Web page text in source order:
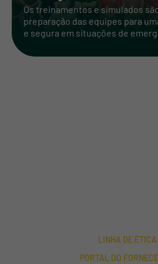
Os treinamentos e simulados
preparação das equipes para
e segura em situações de
LINHA DE ÉTICA
PORTAL DO